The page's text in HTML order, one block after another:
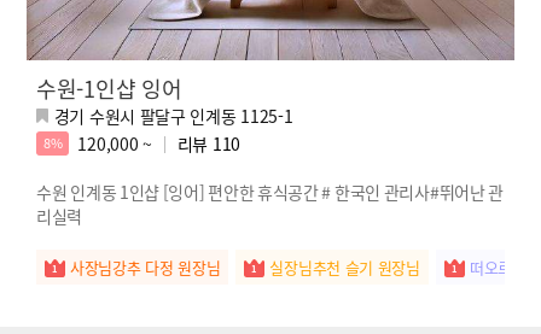
수원-1인샵 잉어
경기 수원시 팔달구 인계동 1125-1
8% 120,000 ~ 리뷰 110
수원 인계동 1인샵 [잉어] 편안한 휴식공간 # 한국인 관리사#뛰어난 관
리실력
사장님강추 다정 원장님 실장님추천 슬기 원장님 떠오르는